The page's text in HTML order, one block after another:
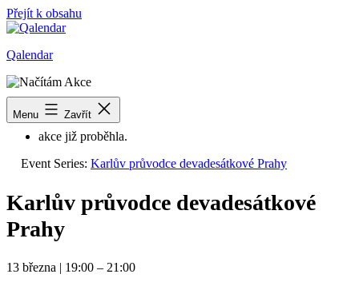
Přejít k obsahu
Qalendar
Menu Zavřít
« Všechny Akce
akce již proběhla.
Event Series: Karlův průvodce devadesátkové Prahy
Karlův průvodce devadesátkové
Prahy
13 března 19:00 – 21:00